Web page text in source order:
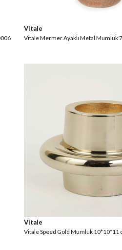
Vitale
Vitale Mermer Ayaklı Metal Mumluk
Vitale
Vitale Speed Gold Mumluk 10*10*11